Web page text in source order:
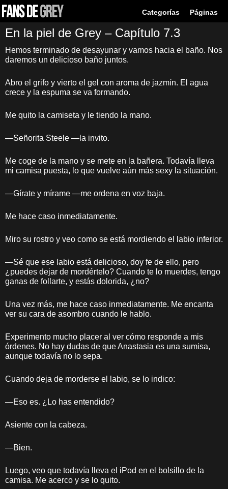
Categorías Páginas
En la piel de Grey – Capítulo 7.3
Hemos terminado de desayunar y vamos hacia el baño. Nos
daremos un delicioso baño juntos.
Abro el grifo y vierto el gel con aroma de jazmín. El agua
crece y la espuma se va formando.
Me quito la camiseta y le tiendo la mano.
—Señorita Steele —la invito.
Me coge de la mano y se mete en la bañera. Todavía lleva
mi camisa puesta, lo que vuelve aún más sexy la situación.
—Gírate y mírame —me ordena en voz baja.
Me hace caso inmediatamente.
Miro su rostro y veo como se está mordiendo el labio inferior.
—Sé que ese labio está delicioso, doy fe de ello, pero
¿puedes dejar de mordértelo? Cuando te lo muerdes, tengo
ganas de follarte, y estás dolorida, ¿no?
Una vez más, me hace caso inmediatamente. Me encanta
ver su cara de asombro cuando le hablo.
Experimento mucho placer al ver cómo responde a mis
órdenes. No hay dudas de que Anastasia es una sumisa,
aunque todavía no lo sepa.
Cuando deja de morderse el labio, se lo indico:
—Eso es. ¿Lo has entendido?
Asiente con la cabeza.
—Bien.
Luego, veo que todavía lleva el iPod en el bolsillo de la
camisa. Me acerco y se lo quito.